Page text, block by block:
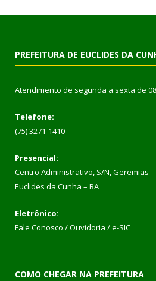
PREFEITURA DE EUCLIDES DA
Atendimento de segunda a sexta de
Telefone:
(75) 3271-1410
Presencial:
Centro Administrativo, S/N, Geremias
Euclides da Cunha – BA
Eletrônico:
Fale Conosco / Ouvidoria / e-SIC
COMO CHEGAR NA PREFEITURA